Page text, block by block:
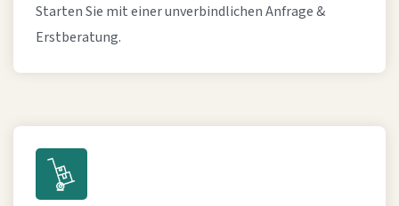
Starten Sie mit einer unverbindlichen Anfrage &
Erstberatung.